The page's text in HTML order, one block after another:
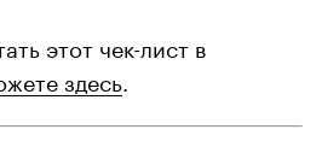
этот чек-лист в
здесь